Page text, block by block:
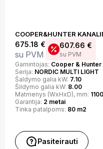
COOPER&HUNTER
675.18 €
su PVM
607.66 €
su PVM
Gamintojas: Cooper & Hunter
Serija: NORDIC MULTI LIGHT
Šaldymo galia kW: 7.10
Šildymo galia kW: 8.00
Matmenys (WxHxD), mm:
Garantija: 2 metai
Tinka patalpoms: 80 m2
Pasiteirauti